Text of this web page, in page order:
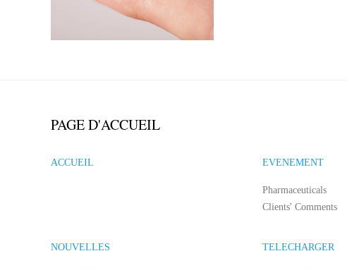
PAGE D'ACCUEIL
ACCUEIL EVENEMENT
Pharmaceuticals
Clients' Comments
NOUVELLES TELECHARGER